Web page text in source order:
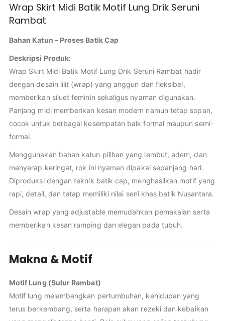
Wrap Skirt Midi Batik Motif Lung Drik Seruni
Rambat
Bahan Katun – Proses Batik Cap
Deskripsi Produk:
Wrap Skirt Midi Batik Motif Lung Drik Seruni Rambat hadir
dengan desain lilit (wrap) yang anggun dan fleksibel,
memberikan siluet feminin sekaligus nyaman digunakan.
Panjang midi memberikan kesan modern namun tetap sopan,
cocok untuk berbagai kesempatan baik formal maupun semi-
formal.
Menggunakan bahan katun pilihan yang lembut, adem, dan
menyerap keringat, rok ini nyaman dipakai sepanjang hari.
Diproduksi dengan teknik batik cap, menghasilkan motif yang
rapi, detail, dan tetap memiliki nilai seni khas batik Nusantara.
Desain wrap yang adjustable memudahkan pemakaian serta
memberikan kesan ramping dan elegan pada tubuh.
Makna & Motif
Motif Lung (Sulur Rambat)
Motif lung melambangkan pertumbuhan, kehidupan yang
terus berkembang, serta harapan akan rezeki dan kebaikan